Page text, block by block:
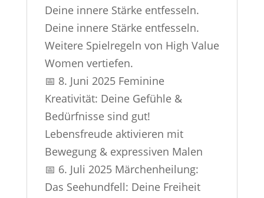
Deine innere Stärke entfesseln.
Deine innere Stärke entfesseln.
Weitere Spielregeln von High Value
Women vertiefen.
📅 8. Juni 2025 Feminine
Kreativität: Deine Gefühle &
Bedürfnisse sind gut!
Lebensfreude aktivieren mit
Bewegung & expressiven Malen
📅 6. Juli 2025 Märchenheilung:
Das Seehundfell: Deine Freiheit